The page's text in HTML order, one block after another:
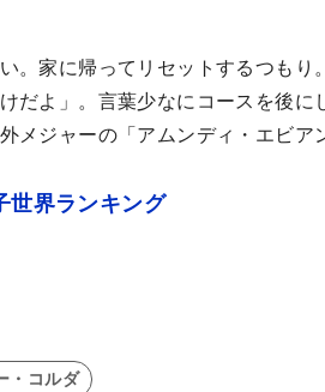
。家に帰ってリセットするつもり
だよ」。言葉少なにコースを後に
メジャーの「アムンディ・エビア
界ランキング
・コルダ